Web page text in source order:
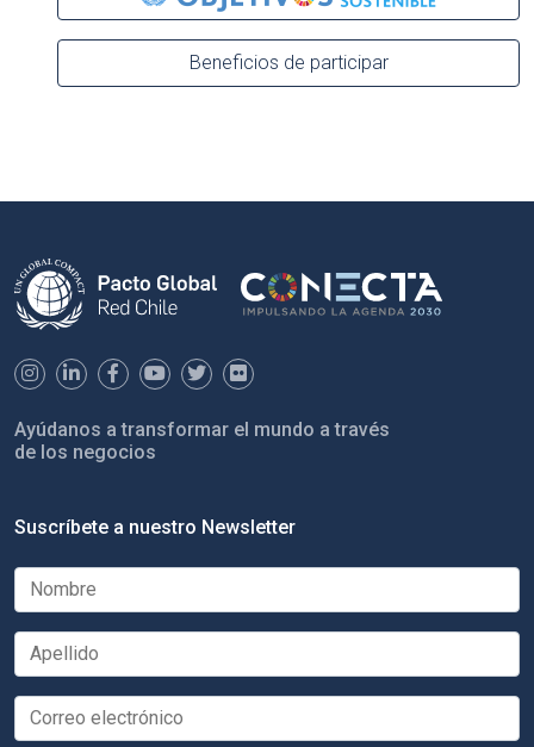
Beneficios de participar
Ayúdanos a transformar el mundo a través
de los negocios
Suscríbete a nuestro Newsletter